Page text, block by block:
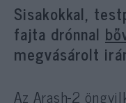
Sisakokkal,
fajta drónnal
megvásárolt
Az Arash-2